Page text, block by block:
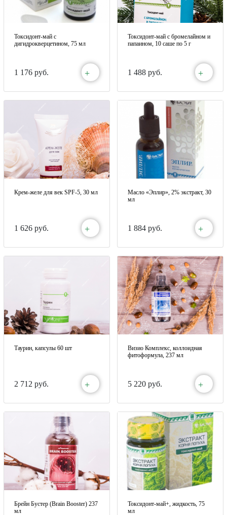
Токсидонт-май с
дигидрокверцетином, 75 мл
1 176 руб. +
Токсидонт-май с бромелайном и
папаином, 10 саше по 5 г
1 488 руб. +
Крем-желе для век SPF-5, 30 мл
1 626 руб. +
Масло «Эплир», 2% экстракт, 30
мл
1 884 руб. +
Таурин, капсулы 60 шт
2 712 руб. +
Визио Комплекс, коллоидная
фитоформула, 237 мл
5 220 руб. +
Брейн Бустер (Brain Booster) 237
мл
Токсидонт-май+, жидкость, 75
мл